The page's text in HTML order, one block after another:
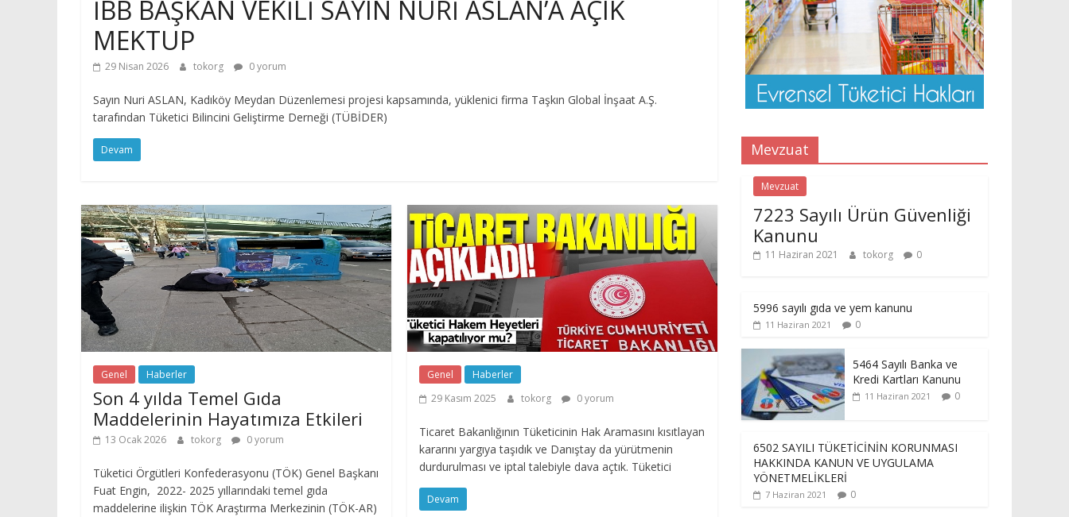
İBB BAŞKAN VEKİLİ SAYIN NURİ ASLAN’A AÇIK
MEKTUP
29 Nisan 2026 tokorg 0 yorum
Sayın Nuri ASLAN, Kadıköy Meydan Düzenlemesi projesi kapsamında, yüklenici firma Taşkın Global İnşaat A.Ş.
tarafından Tüketici Bilincini Geliştirme Derneği (TÜBİDER)
Devam
Genel Haberler
Son 4 yılda Temel Gıda
Maddelerinin Hayatımıza Etkileri
13 Ocak 2026 tokorg 0 yorum
Tüketici Örgütleri Konfederasyonu (TÖK) Genel Başkanı
Fuat Engin, 2022- 2025 yıllarındaki temel gıda
maddelerine ilişkin TÖK Araştırma Merkezinin (TÖK-AR)
Genel
Haberler
29 Kasım 2025
tokorg 0 yorum
Ticaret Bakanlığının Tüketicinin Hak Aramasını kısıtlayan
kararını yargıya taşıdık ve Danıştay da yürütmenin
durdurulması ve iptal talebiyle dava açtık. Tüketici
Devam
Mevzuat
Mevzuat
7223 Sayılı Ürün Güvenliği
Kanunu
11 Haziran 2021 tokorg 0
5996 sayılı gıda ve yem kanunu
11 Haziran 2021 0
5464 Sayılı Banka ve
Kredi Kartları Kanunu
11 Haziran 2021 0
6502 SAYILI TÜKETİCİNİN KORUNMASI
HAKKINDA KANUN VE UYGULAMA
YÖNETMELİKLERİ
7 Haziran 2021 0